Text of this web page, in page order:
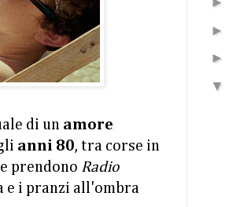
di un amore
anni 80, tra corse in
prendono Radio
e i pranzi all'ombra
►
►
▼